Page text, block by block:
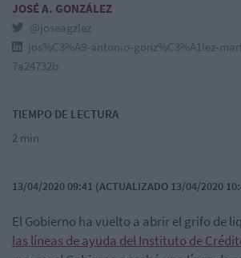
JOSÉ A. GONZÁLEZ
@joseagzlez
jos%C3%A9-antonio-gonz%C3%A1lez-
7a24732b
TIEMPO DE LECTURA
2 min
13/04/2020 09:41 (ACTUALIZADO 13/04/2020
El Gobierno ha vuelto a abrir el grifo de
las líneas de ayuda del Instituto de